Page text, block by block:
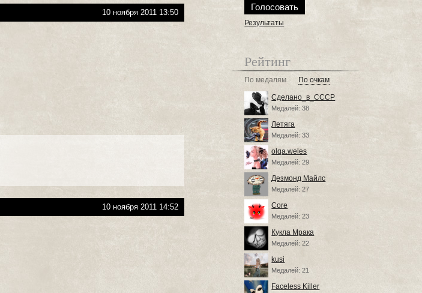
10 ноября 2011 13:50
10 ноября 2011 14:52
Результаты
Рейтинг
По медалям По очкам
Сделано_в_СССР
Медалей: 38
Летяга
Медалей: 33
olqa.weles
Медалей: 29
Дезмонд Майлс
Медалей: 27
Core
Медалей: 23
Кукла Мрака
Медалей: 22
kusi
Медалей: 21
Faceless Killer